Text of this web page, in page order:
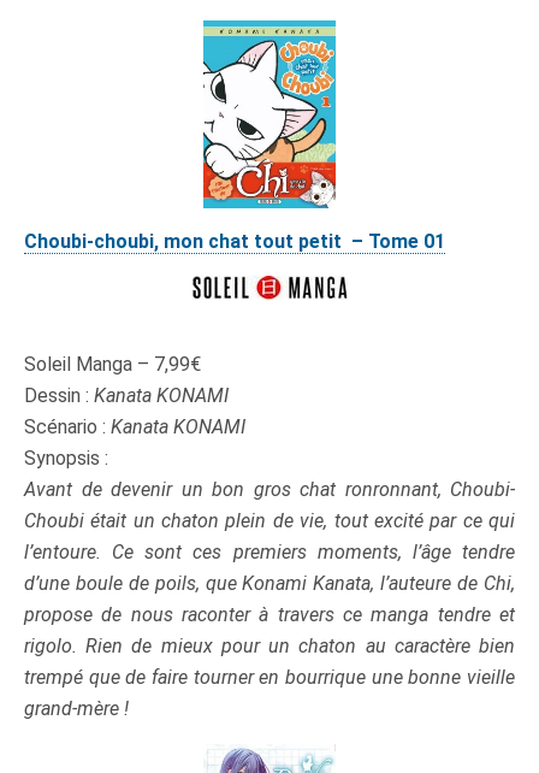
Choubi-choubi, mon chat tout petit – Tome 01
Soleil Manga – 7,99€
Dessin : Kanata KONAMI
Scénario : Kanata KONAMI
Synopsis :
Avant de devenir un bon gros chat ronronnant, Choubi-
Choubi était un chaton plein de vie, tout excité par ce qui
l’entoure. Ce sont ces premiers moments, l’âge tendre
d’une boule de poils, que Konami Kanata, l’auteure de Chi,
propose de nous raconter à travers ce manga tendre et
rigolo. Rien de mieux pour un chaton au caractère bien
trempé que de faire tourner en bourrique une bonne vieille
grand-mère !